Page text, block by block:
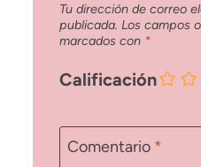
Tu dirección de correo
publicada. Los campos
marcados con *
Calificación
Comentario *